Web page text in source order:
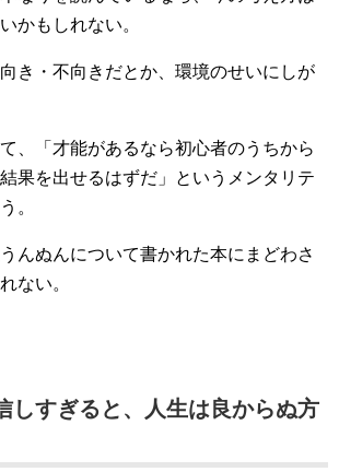
かもしれない。
き・不向きだとか、環境のせいにしが
、「才能があるなら初心者のうちから
果を出せるはずだ」というメンタリテ
。
んぬんについて書かれた本にまどわさ
ない。
しすぎると、人生は良からぬ方